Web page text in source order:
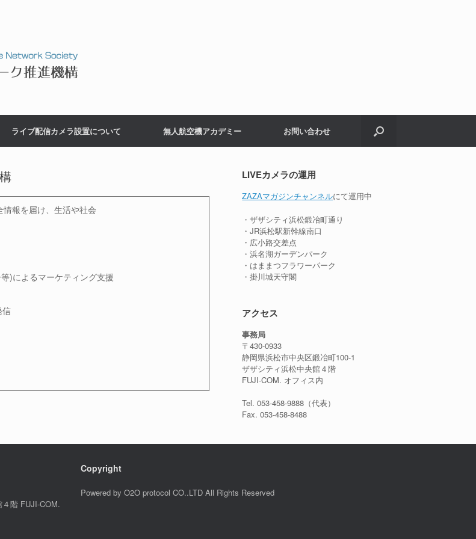
ライブ配信カメラ設置について 無人航空機アカデミー お問い合わせ
報を届け、生活や社会
)によるマーケティング支援
信
LIVEカメラの運用
ZAZAマガジンチャンネルにて運用中
・ザザシティ浜松鍛冶町通り
・JR浜松駅新幹線南口
・広小路交差点
・浜名湖ガーデンパーク
・はままつフラワーパーク
・掛川城天守閣
アクセス
事務局
〒430-0933
静岡県浜松市中央区鍛冶町100-1
ザザシティ浜松中央館４階
FUJI-COM. オフィス内
Tel. 053-458-9888（代表）
Fax. 053-458-8488
階 FUJI-COM.
Copyright
Powered by O2O protocol CO..LTD All Rights Reserved